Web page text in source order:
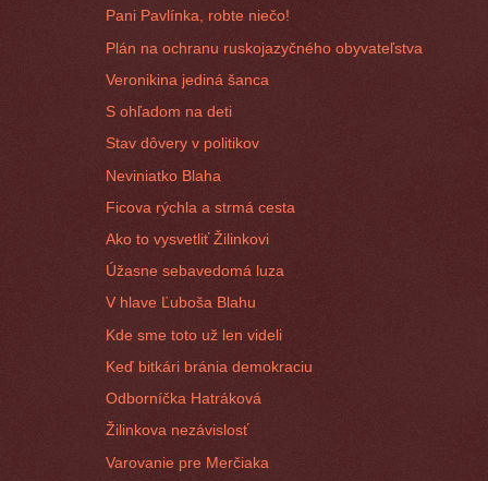
Pani Pavlínka, robte niečo!
Plán na ochranu ruskojazyčného obyvateľstva
Veronikina jediná šanca
S ohľadom na deti
Stav dôvery v politikov
Neviniatko Blaha
Ficova rýchla a strmá cesta
Ako to vysvetliť Žilinkovi
Úžasne sebavedomá luza
V hlave Ľuboša Blahu
Kde sme toto už len videli
Keď bitkári bránia demokraciu
Odborníčka Hatráková
Žilinkova nezávislosť
Varovanie pre Merčiaka